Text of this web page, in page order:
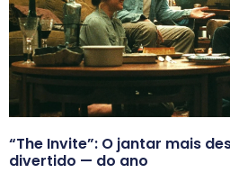
“The Invite”: O jantar mais
divertido — do ano